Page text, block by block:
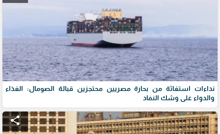
نداءات استغاثة من بحارة مصريين محتجزين قبالة الصومال: الغذاء
والدواء على وشك النفاد
share